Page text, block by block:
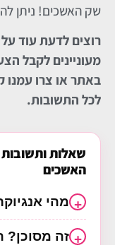
שק האשכים! ניתן
רוצים לדעת עוד
מעוניינים לקבל
באתר או צרו עמנו
לכל התשובות.
שאלות
האשכים
מהי
זה מסוכן?